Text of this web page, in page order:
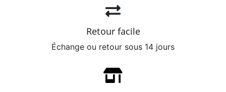
Retour facile
Échange ou retour sous 14 jours